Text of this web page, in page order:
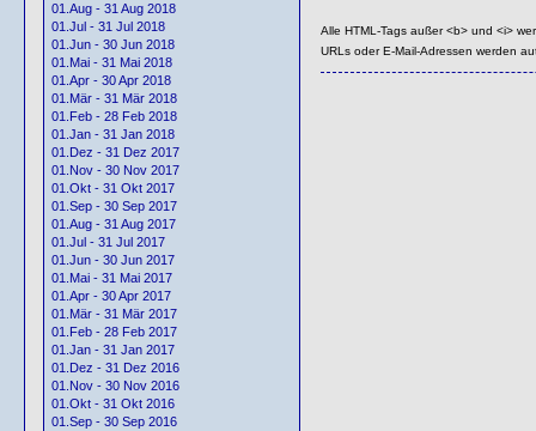
01.Aug - 31 Aug 2018
01.Jul - 31 Jul 2018
01.Jun - 30 Jun 2018
01.Mai - 31 Mai 2018
01.Apr - 30 Apr 2018
01.Mär - 31 Mär 2018
01.Feb - 28 Feb 2018
01.Jan - 31 Jan 2018
01.Dez - 31 Dez 2017
01.Nov - 30 Nov 2017
01.Okt - 31 Okt 2017
01.Sep - 30 Sep 2017
01.Aug - 31 Aug 2017
01.Jul - 31 Jul 2017
01.Jun - 30 Jun 2017
01.Mai - 31 Mai 2017
01.Apr - 30 Apr 2017
01.Mär - 31 Mär 2017
01.Feb - 28 Feb 2017
01.Jan - 31 Jan 2017
01.Dez - 31 Dez 2016
01.Nov - 30 Nov 2016
01.Okt - 31 Okt 2016
01.Sep - 30 Sep 2016
Alle HTML-Tags außer <b> und <i>
URLs oder E-Mail-Adressen werden